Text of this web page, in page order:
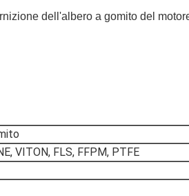
dell'albero a gomito del
VITON, FLS, FFPM, PTFE